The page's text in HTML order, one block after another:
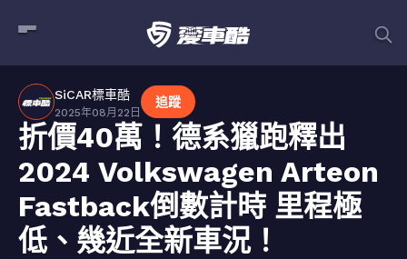
SiCAR標車酷
2025年08月22日
追蹤
折價40萬！德系獵跑釋出
2024 Volkswagen Arteon
Fastback倒數計時 里程極
低、幾近全新車況！